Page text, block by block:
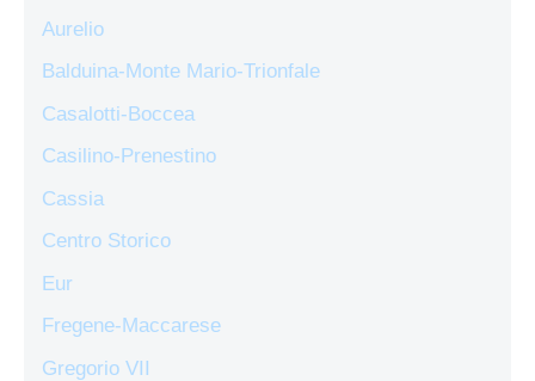
Aurelio
Balduina-Monte Mario-Trionfale
Casalotti-Boccea
Casilino-Prenestino
Cassia
Centro Storico
Eur
Fregene-Maccarese
Gregorio VII